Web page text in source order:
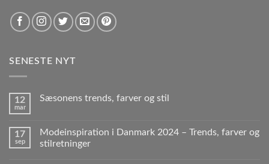
SENESTE NYT
12
mar
Sæsonens trends, farver og stil
17
sep
Modeinspiration i Danmark 2024 – Trends, farver og
stilretninger